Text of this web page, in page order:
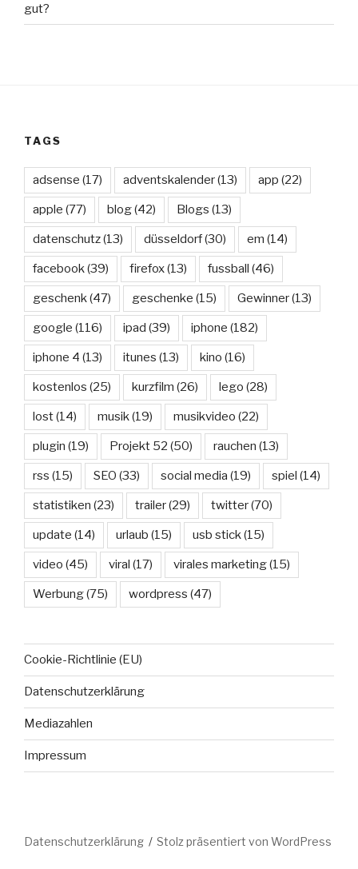
gut?
TAGS
adsense (17) adventskalender(13) app (22)
apple (77) blog(42) Blogs (13)
datenschutz(13) düsseldorf(30) em (14)
facebook(39) firefox(13) fussball (46)
geschenk(47) geschenke (15) Gewinner(13)
google (116) ipad (39) iphone (182)
iphone 4 (13) itunes (13) kino (16)
kostenlos (25) kurzfilm (26) lego (28)
lost(14) musik(19) musikvideo (22)
plugin (19) Projekt 52 (50) rauchen (13)
rss (15) SEO (33) social media (19) spiel (14)
statistiken (23) trailer(29) twitter(70)
update (14) urlaub (15) usb stick(15)
video (45) viral (17) virales marketing(15)
Werbung(75) wordpress (47)
Cookie-Richtlinie (EU)
Datenschutzerklärung
Mediazahlen
Impressum
Datenschutzerklärung Stolz präsentiert von WordPress